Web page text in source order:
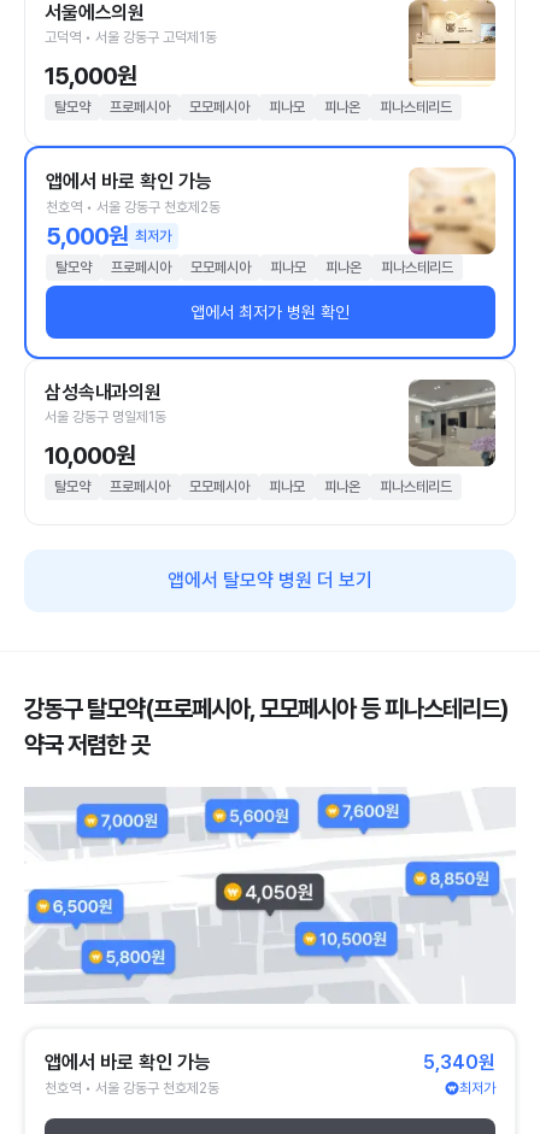
서울에스의원
고덕역 • 서울 강동구 고덕제1동
15,000원
탈모약 프로페시아 모모페시아 피나모 피나온 피나스테리드
앱에서 바로 확인 가능
천호역 • 서울 강동구 천호제2동
5,000원 최저가
탈모약
프로페시아 모모페시아 피나모 피나온 피나스테리드
앱에서 최저가 병원 확인
삼성속내과의원
서울 강동구 명일제1동
10,000원
탈모약 프로페시아 모모페시아 피나모 피나온 피나스테리드
앱에서 탈모약 병원 더 보기
강동구 탈모약(프로페시아, 모모페시아 등 피나스테리드)
약국 저렴한 곳
앱에서 바로 확인 가능
천호역 • 서울 강동구 천호제2동
5,340원
최저가